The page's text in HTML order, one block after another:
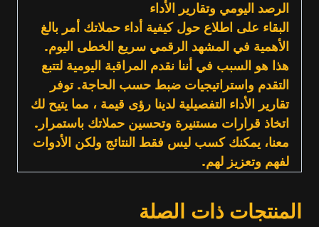
الرصد اليومي وتقارير الأداء
البقاء على اطلاع حول كيفية أداء حملاتك أمر بالغ
الأهمية في المشهد الرقمي سريع الخطى اليوم.
هذا هو السبب في أننا نقدم المراقبة اليومية لتتبع
التقدم واستراتيجيات ضبط حسب الحاجة. توفر
تقارير الأداء التفصيلية لدينا رؤى قيمة ، مما يتيح لك
اتخاذ قرارات مستنيرة وتحسين حملاتك باستمرار.
معنا، يمكنك كسب ليس فقط النتائج ولكن الأدوات
لفهم وتعزيز لهم.
المنتجات ذات الصلة